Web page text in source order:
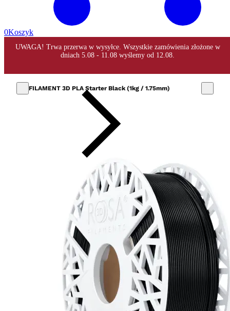
0Koszyk
FILAMENT 3D PLA Starter Black (1kg / 1.75mm)